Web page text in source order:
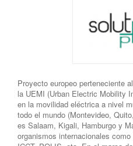
Proyecto europeo perteneciente
la UEMI (Urban Electric Mobility
en la movilidad eléctrica a nivel
todo el mundo (Montevideo,
es Salaam, Kigali, Hamburgo y
organismos internacionales